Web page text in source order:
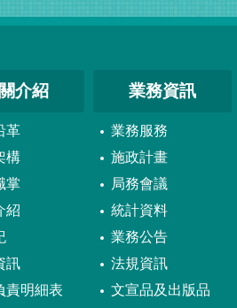
介紹
革
構
掌
紹
訊
責明細表
業務資訊
業務服務
施政計畫
局務會議
統計資料
業務公告
法規資訊
文宣品及出版品